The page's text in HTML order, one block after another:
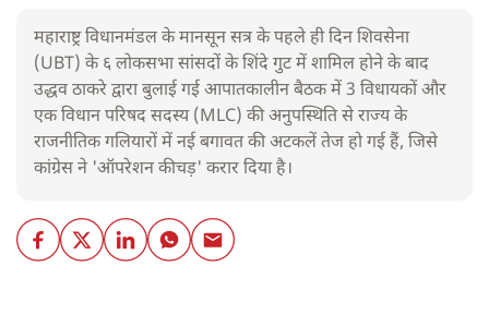
महाराष्ट्र विधानमंडल के मानसून सत्र के पहले ही दिन शिवसेना
(UBT) के ६ लोकसभा सांसदों के शिंदे गुट में शामिल होने के बाद
उद्धव ठाकरे द्वारा बुलाई गई आपातकालीन बैठक में 3 विधायकों और
एक विधान परिषद सदस्य (MLC) की अनुपस्थिति से राज्य के
राजनीतिक गलियारों में नई बगावत की अटकलें तेज हो गई हैं, जिसे
कांग्रेस ने 'ऑपरेशन कीचड़' करार दिया है।